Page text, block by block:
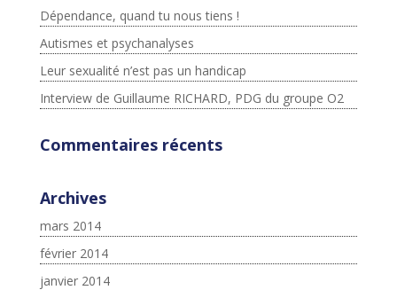
Dépendance, quand tu nous tiens !
Autismes et psychanalyses
Leur sexualité n’est pas un handicap
Interview de Guillaume RICHARD, PDG du groupe O2
Commentaires récents
Archives
mars 2014
février 2014
janvier 2014